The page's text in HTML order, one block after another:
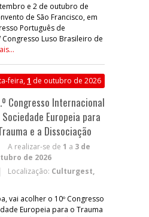
e 2 de outubro de
de São Francisco, em
Português de
Congresso Luso Brasileiro de
feira,1 de outubro de 2026
Congresso Internacional
Sociedade Europeia para
e a Dissociação
A realizar-se de 1 a 3 de
de 2026
Localização: Culturgest,
vai acolher o 10º Congresso
Europeia para o Trauma